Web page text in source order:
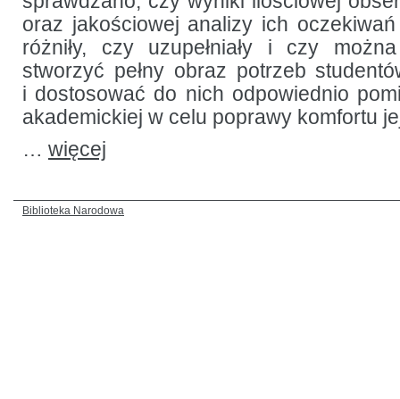
oraz jakościowej analizy ich
różniły, czy uzupełniały i czy
stworzyć pełny obraz potrzeb
i dostosować do nich odpowiednio
akademickiej w celu poprawy komfortu
… więcej
Biblioteka Narodowa